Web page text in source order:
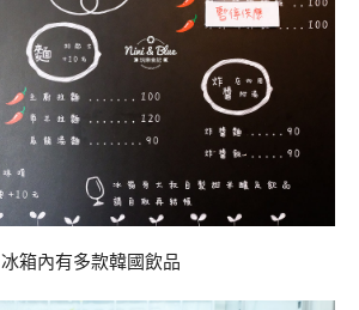
冰箱內有多款韓國飲品